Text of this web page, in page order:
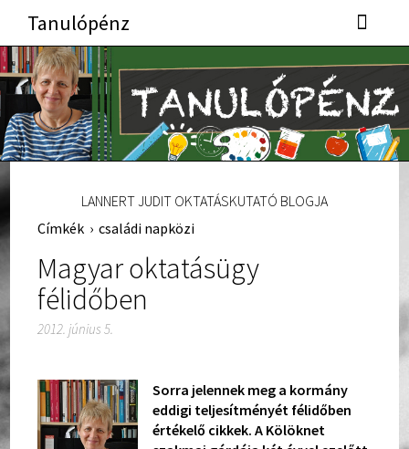
LANNERT JUDIT OKTATÁSKUTATÓ BLOGJA
Tanulópénz
Címkék › családi napközi
Magyar oktatásügy
félidőben
2012. június 5.
Sorra jelennek meg a kormány
eddigi teljesítményét félidőben
értékelő cikkek. A Kölöknet